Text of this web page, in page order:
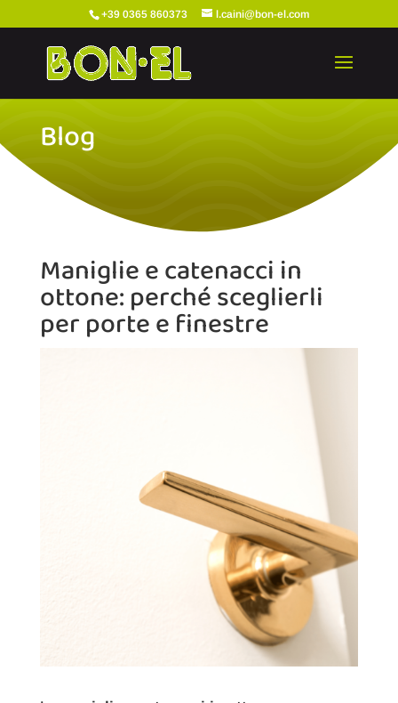
+39 0365 860373 l.caini@bon-el.com
Blog
Maniglie e catenacci in
ottone: perché sceglierli
per porte e finestre